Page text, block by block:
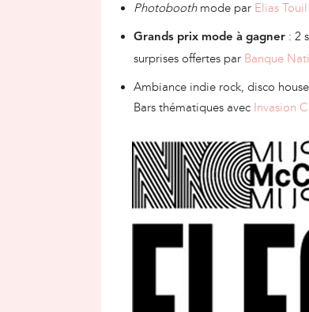
Photoboothmode par Elias Touil
Grands prix mode à gagner : 2
surprises offertes par Banque
Ambiance indie rock, disco
Bars thématiques avec Invasion